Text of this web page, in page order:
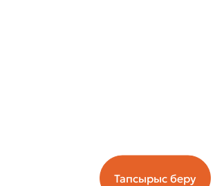
Тапсырыс беру